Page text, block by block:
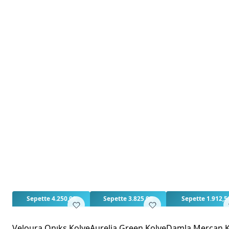
Sepette 4.250,00 Sepette 3.825,00 Sepette